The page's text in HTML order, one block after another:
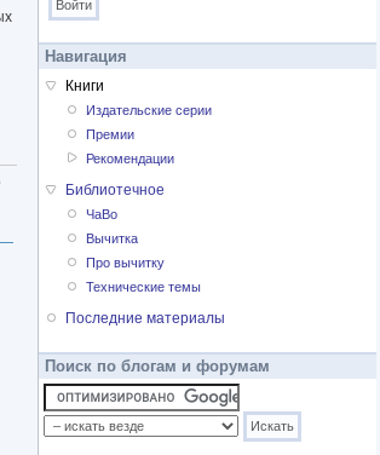
Навигация
Книги
Издательские серии
Премии
Рекомендации
Библиотечное
ЧаВо
Вычитка
Про вычитку
Технические темы
Последние материалы
Поиск по блогам и форумам